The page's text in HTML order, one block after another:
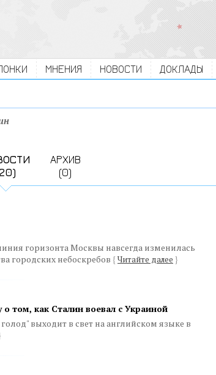
МНЕНИЯ НОВОСТИ ДОКЛАДЫ
АРХИВ
(0)
горизонта Москвы навсегда изменилась
городских небоскребов { Читайте далее }
том, как Сталин воевал с Украиной
выходит в свет на английском языке в